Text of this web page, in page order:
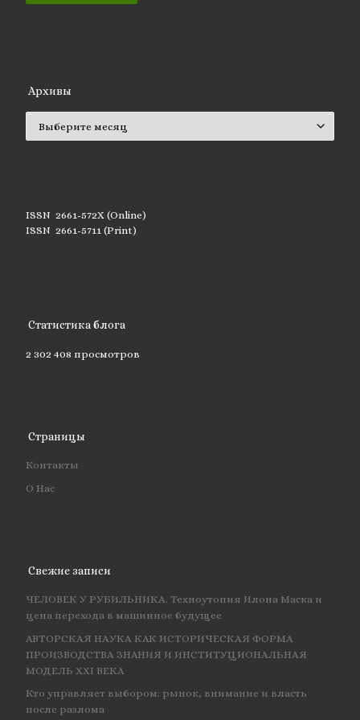
Архивы
ISSN 2661-572X (Online)
ISSN 2661-5711 (Print)
Статистика блога
2 302 408 просмотров
Страницы
Контакты
О Нас
Свежие записи
ЧЕЛОВЕК У РУБИЛЬНИКА. Техноутопия Илона Маска и
цена перехода в машинное будущее
АВТОРСКАЯ НАУКА КАК ИСТОРИЧЕСКАЯ ФОРМА
ПРОИЗВОДСТВА ЗНАНИЯ И ИНСТИТУЦИОНАЛЬНАЯ
МОДЕЛЬ XXI ВЕКА
Кто управляет выбором: рынок, внимание и власть
после разлома